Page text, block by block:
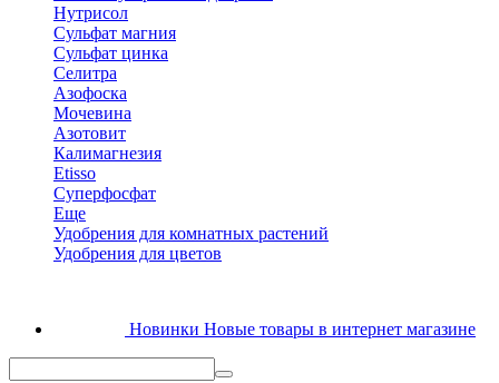
Нутрисол
Сульфат магния
Сульфат цинка
Селитра
Азофоска
Мочевина
Азотовит
Калимагнезия
Etisso
Суперфосфат
Еще
Удобрения для комнатных растений
Удобрения для цветов
Новинки Новые товары в интернет магазине